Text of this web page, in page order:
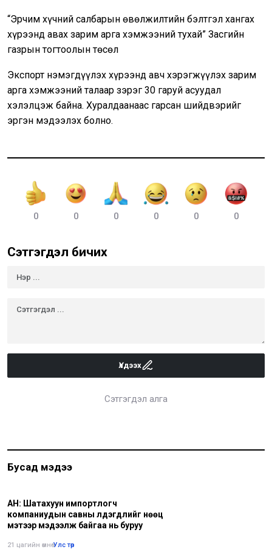
“Эрчим хүчний салбарын өвөлжилтийн бэлтгэл хангах
хүрээнд авах зарим арга хэмжээний тухай” Засгийн
газрын тогтоолын төсөл
Экспорт нэмэгдүүлэх хүрээнд авч хэрэгжүүлэх зарим
арга хэмжээний талаар зэрэг 30 гаруй асуудал
хэлэлцэж байна. Хуралдаанаас гарсан шийдвэрийг
эргэн мэдээлэх болно.
0 0 0 0 0 0
Сэтгэгдэл бичих
Үлдээх
Сэтгэгдэл алга
Бусад мэдээ
АН: Шатахуун импортлогч
компаниудын савны үлдэгдлийг нөөц
мэтээр мэдээлж байгаа нь буруу
21 цагийн өмнө•Улс төр